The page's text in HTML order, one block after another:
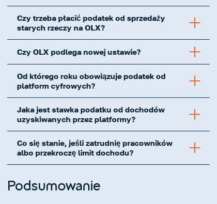
Czy trzeba płacić podatek od sprzedaży
starych rzeczy na OLX?
Czy OLX podlega nowej ustawie?
Od którego roku obowiązuje podatek od
platform cyfrowych?
Jaka jest stawka podatku od dochodów
uzyskiwanych przez platformy?
Co się stanie, jeśli zatrudnię pracowników
albo przekroczę limit dochodu?
Podsumowanie